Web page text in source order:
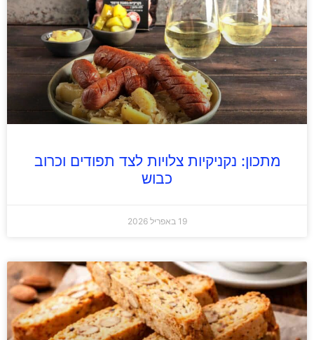
מתכון: נקניקיות צלויות לצד תפודים וכרוב
כבוש
19 באפריל 2026